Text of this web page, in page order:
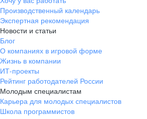
Производственный календарь
Экспертная рекомендация
Новости и статьи
Блог
О компаниях в игровой форме
Жизнь в компании
ИТ-проекты
Рейтинг работодателей России
Молодым специалистам
Карьера для молодых специалистов
Школа программистов